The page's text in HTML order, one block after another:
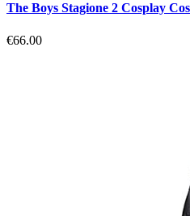
The Boys Stagione 2 Cosplay
€66.00